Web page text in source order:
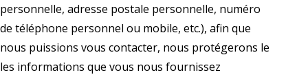
personnelle, adresse postale personnelle, numéro
de téléphone personnel ou mobile, etc.), afin que
nous puissions vous contacter, nous protégerons le
les informations que vous nous fournissez